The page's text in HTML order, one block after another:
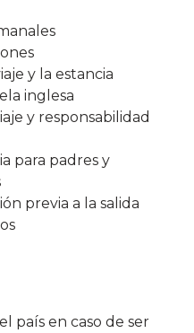
y la estancia
inglesa
y responsabilidad
para padres y
previa a la salida
país en caso de ser